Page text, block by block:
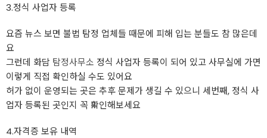
3.정식 사업자 등록
요즘 뉴스 보면 불법 탐정 업체들 때문에 피해 입는 분들도 참 많은데
요
그런데 화담 탐정사무소 정식 사업자 등록이 되어 있고 사무실에 가면
이렇게 직접 확인하실 수도 있어요
허가 없이 운영되는 곳은 추후 문제가 생길 수 있으니 세번째, 정식 사
업자 등록된 곳인지 꼭 ‼확인해보세요
4.자격증 보유 내역